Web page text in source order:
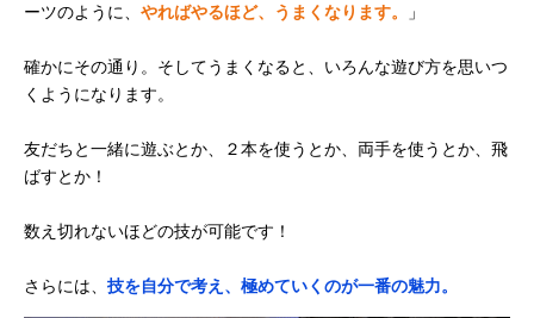
ーツのように、 やればやるほど、うまくなります。 」
確かにその通り。そしてうまくなると、いろんな遊び方を思いつ
くようになります。
友だちと一緒に遊ぶとか、２本を使うとか、両手を使うとか、飛
ばすとか！
数え切れないほどの技が可能です！
さらには、 技を自分で考え、極めていくのが一番の魅力。